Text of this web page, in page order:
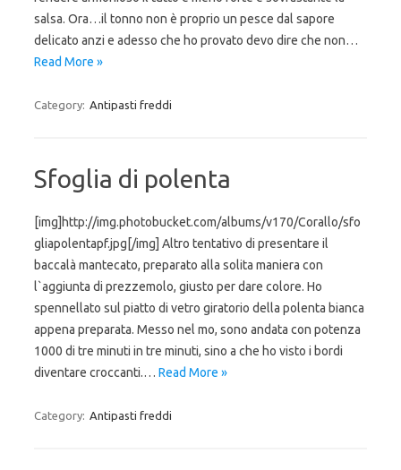
salsa. Ora…il tonno non è proprio un pesce dal sapore
delicato anzi e adesso che ho provato devo dire che non…
Read More »
Category: Antipasti freddi
Sfoglia di polenta
[img]http://img.photobucket.com/albums/v170/Corallo/sfo
gliapolentapf.jpg[/img] Altro tentativo di presentare il
baccalà mantecato, preparato alla solita maniera con
l`aggiunta di prezzemolo, giusto per dare colore. Ho
spennellato sul piatto di vetro giratorio della polenta bianca
appena preparata. Messo nel mo, sono andata con potenza
1000 di tre minuti in tre minuti, sino a che ho visto i bordi
diventare croccanti.… Read More »
Category: Antipasti freddi